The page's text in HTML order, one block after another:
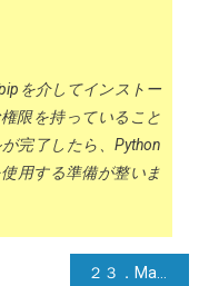
を介してインストー
限を持っていること
完了したら、Python
用する準備が整いま